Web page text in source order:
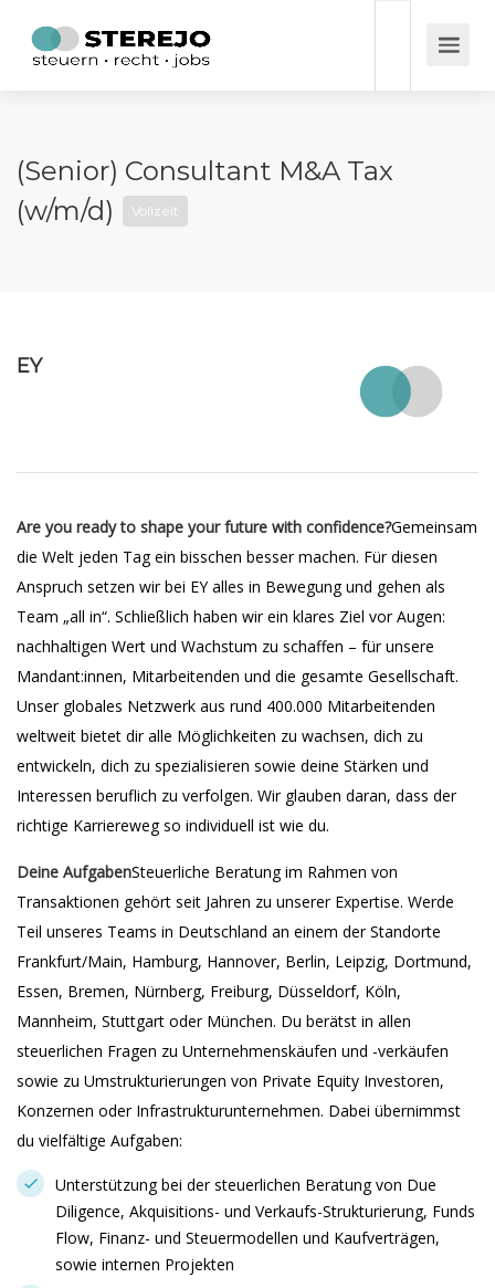
(Senior) Consultant M&A Tax
(w/m/d)
Vollzeit
EY
Are you ready to shape your future with confidence?Gemeinsam
die Welt jeden Tag ein bisschen besser machen. Für diesen
Anspruch setzen wir bei EY alles in Bewegung und gehen als
Team „all in“. Schließlich haben wir ein klares Ziel vor Augen:
nachhaltigen Wert und Wachstum zu schaffen – für unsere
Mandant:innen, Mitarbeitenden und die gesamte Gesellschaft.
Unser globales Netzwerk aus rund 400.000 Mitarbeitenden
weltweit bietet dir alle Möglichkeiten zu wachsen, dich zu
entwickeln, dich zu spezialisieren sowie deine Stärken und
Interessen beruflich zu verfolgen. Wir glauben daran, dass der
richtige Karriereweg so individuell ist wie du.
Deine AufgabenSteuerliche Beratung im Rahmen von
Transaktionen gehört seit Jahren zu unserer Expertise. Werde
Teil unseres Teams in Deutschland an einem der Standorte
Frankfurt/Main, Hamburg, Hannover, Berlin, Leipzig, Dortmund,
Essen, Bremen, Nürnberg, Freiburg, Düsseldorf, Köln,
Mannheim, Stuttgart oder München. Du berätst in allen
steuerlichen Fragen zu Unternehmenskäufen und -verkäufen
sowie zu Umstrukturierungen von Private Equity Investoren,
Konzernen oder Infrastrukturunternehmen. Dabei übernimmst
du vielfältige Aufgaben:
Unterstützung bei der steuerlichen Beratung von Due
Diligence, Akquisitions- und Verkaufs-Strukturierung, Funds
Flow, Finanz- und Steuermodellen und Kaufverträgen,
sowie internen Projekten